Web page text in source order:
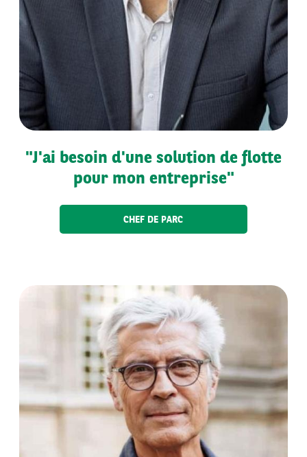
"J'ai besoin d'une solution de flotte
pour mon entreprise"
CHEF DE PARC